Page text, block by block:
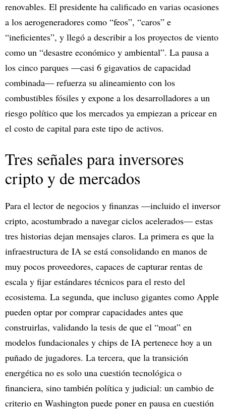
renovables. El presidente ha calificado en varias ocasiones
a los aerogeneradores como “feos”, “caros” e
“ineficientes”, y llegó a describir a los proyectos de viento
como un “desastre económico y ambiental”. La pausa a
los cinco parques —casi 6 gigavatios de capacidad
combinada— refuerza su alineamiento con los
combustibles fósiles y expone a los desarrolladores a un
riesgo político que los mercados ya empiezan a pricear en
el costo de capital para este tipo de activos.​
Tres señales para inversores
cripto y de mercados
Para el lector de negocios y finanzas —incluido el inversor
cripto, acostumbrado a navegar ciclos acelerados— estas
tres historias dejan mensajes claros. La primera es que la
infraestructura de IA se está consolidando en manos de
muy pocos proveedores, capaces de capturar rentas de
escala y fijar estándares técnicos para el resto del
ecosistema. La segunda, que incluso gigantes como Apple
pueden optar por comprar capacidades antes que
construirlas, validando la tesis de que el “moat” en
modelos fundacionales y chips de IA pertenece hoy a un
puñado de jugadores. La tercera, que la transición
energética no es solo una cuestión tecnológica o
financiera, sino también política y judicial: un cambio de
criterio en Washington puede poner en pausa en cuestión